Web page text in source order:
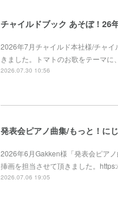
チャイルドブック あそぼ！26
2026年7月チャイルド本社様/チャ
きました。トマトのお歌をテーマに
2026.07.30 10:56
発表会ピアノ曲集/もっと！に
2026年6月Gakken様「発表会ピア
挿画を担当させて頂きました。
2026.07.06 19:05